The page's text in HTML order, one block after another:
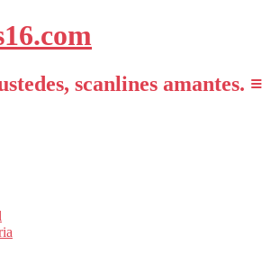
scanlines amantes. ≡